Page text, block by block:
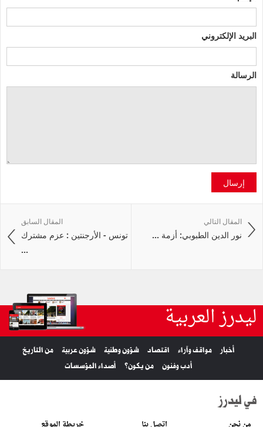
البريد الإلكتروني
الرسالة
إرسال
المقال السابق
تونس - الأرجنتين : عزم مشترك
...
المقال التالي
نور الدين الطبوبي: أزمة ...
ليدرز العربية
أخبار مواقف وآراء اقتصاد شؤون وطنية شؤون عربية
من التاريخ
أدب وفنون
من يكون؟ أصداء المؤسسات
في ليدرز